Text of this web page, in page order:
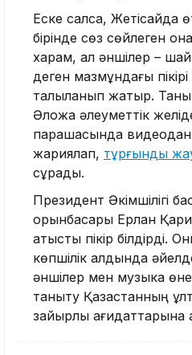
Еске салсақ, Жетісайда
бірінде сөз сөйлеген
харам, ал әншілер –
деген мазмұндағы пікірі
талқыланып жатыр.
Әлқожа әлеуметтік
парақшасында видеодан
жариялап, тұрғынды
сұрады.
Президент Әкімшілігі
орынбасары Ерлан
қатысты пікір білдірді.
көпшілік алдында
әншілер мен музыка
таныту Қазақстанның
зайырлы қағидаттарына